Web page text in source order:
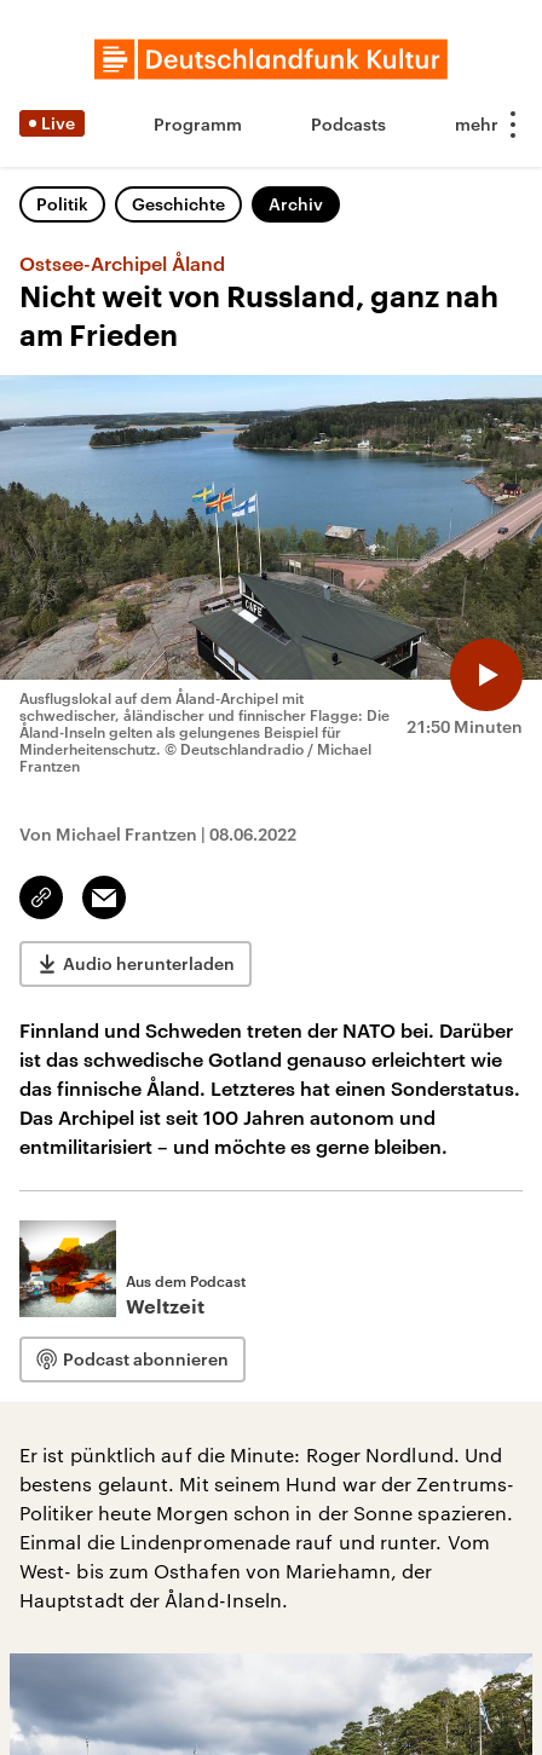
Live Programm Podcasts
Politik Geschichte Archiv
Ostsee-Archipel Åland
Nicht weit von Russland, ganz nah
am Frieden
21:50 Minuten
Ausflugslokal auf dem Åland-Archipel mit
schwedischer, åländischer und finnischer Flagge: Die
Åland-Inseln gelten als gelungenes Beispiel für
Minderheitenschutz. © Deutschlandradio / Michael
Frantzen
Von Michael Frantzen | 08.06.2022
Link
kopieren/teilen
Email
Audio herunterladen
Finnland und Schweden treten der NATO bei. Darüber
ist das schwedische Gotland genauso erleichtert wie
das finnische Åland. Letzteres hat einen Sonderstatus.
Das Archipel ist seit 100 Jahren autonom und
entmilitarisiert – und möchte es gerne bleiben.
Aus dem Podcast
Weltzeit
Podcast abonnieren
Er ist pünktlich auf die Minute: Roger Nordlund. Und
bestens gelaunt. Mit seinem Hund war der Zentrums-
Politiker heute Morgen schon in der Sonne spazieren.
Einmal die Lindenpromenade rauf und runter. Vom
West- bis zum Osthafen von Mariehamn, der
Hauptstadt der Åland-Inseln.